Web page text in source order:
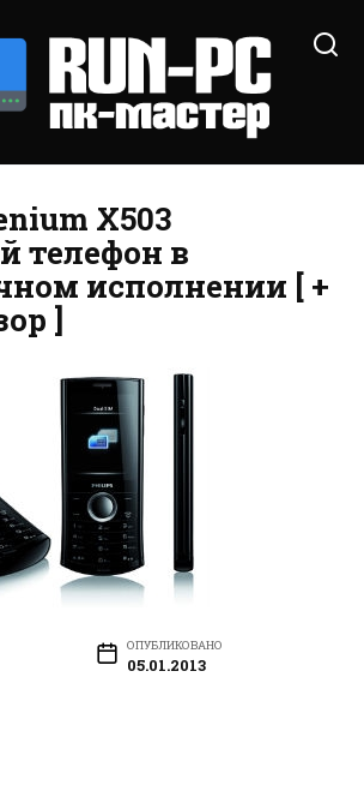
X503
телефон в
исполнении [ +
]
ОПУБЛИКОВАНО
05.01.2013